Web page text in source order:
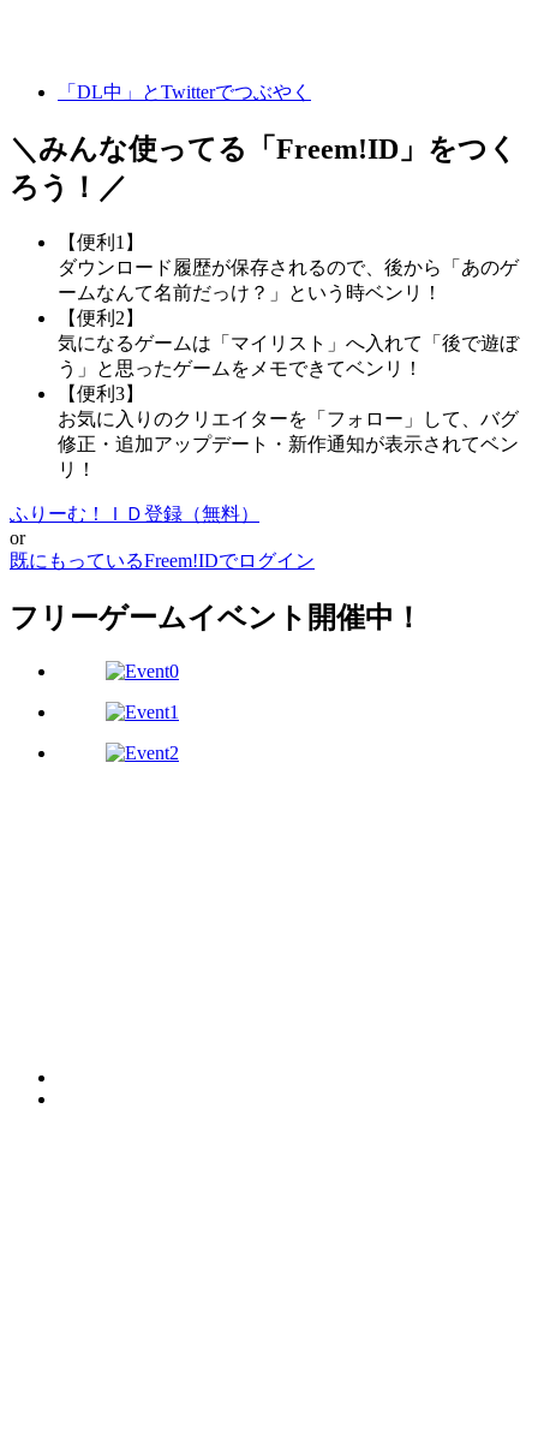
「DL中」とTwitterでつぶやく
＼みんな使ってる「 Freem!ID 」をつく
ろう！／
【便利1】
ダウンロード履歴が保存されるので、後から「あのゲ
ームなんて名前だっけ？」という時ベンリ！
【便利2】
気になるゲームは「マイリスト」へ入れて「後で遊ぼ
う」と思ったゲームをメモできてベンリ！
【便利3】
お気に入りのクリエイターを「フォロー」して、バグ
修正・追加アップデート・新作通知が表示されてベン
リ！
ふりーむ！ＩＤ登録（無料）
or
既にもっているFreem!IDでログイン
フリーゲームイベント開催中！